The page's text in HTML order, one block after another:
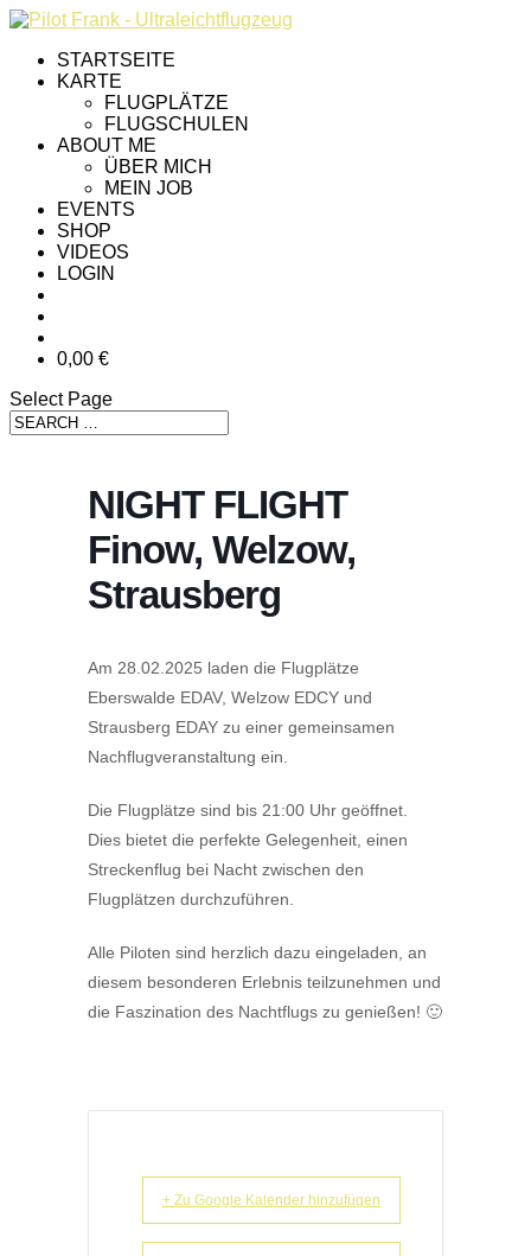
STARTSEITE
KARTE
FLUGPLÄTZE
FLUGSCHULEN
ABOUT ME
ÜBER MICH
MEIN JOB
EVENTS
SHOP
VIDEOS
LOGIN
0,00 €
Select Page
NIGHT FLIGHT
Finow, Welzow,
Strausberg
Am 28.02.2025 laden die Flugplätze
Eberswalde EDAV, Welzow EDCY und
Strausberg EDAY zu einer gemeinsamen
Nachflugveranstaltung ein.
Die Flugplätze sind bis 21:00 Uhr geöffnet.
Dies bietet die perfekte Gelegenheit, einen
Streckenflug bei Nacht zwischen den
Flugplätzen durchzuführen.
Alle Piloten sind herzlich dazu eingeladen, an
diesem besonderen Erlebnis teilzunehmen und
die Faszination des Nachtflugs zu genießen! 🙂
+ Zu Google Kalender hinzufügen